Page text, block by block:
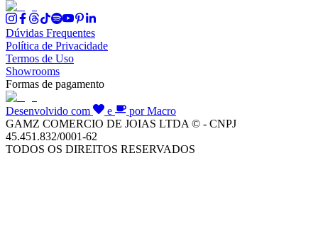
Dúvidas Frequentes
Política de Privacidade
Termos de Uso
Showrooms
Formas de pagamento
Desenvolvido com e
por Macro
GAMZ COMERCIO DE JOIAS LTDA © - CNPJ
45.451.832/0001-62
TODOS OS DIREITOS RESERVADOS